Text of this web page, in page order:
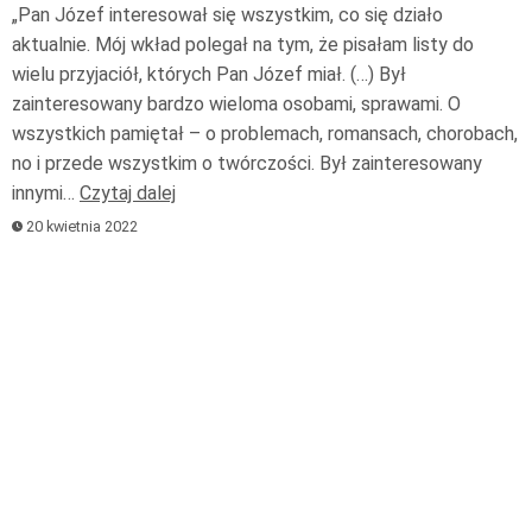
„Pan Józef interesował się wszystkim, co się działo
aktualnie. Mój wkład polegał na tym, że pisałam listy do
wielu przyjaciół, których Pan Józef miał. (…) Był
zainteresowany bardzo wieloma osobami, sprawami. O
wszystkich pamiętał – o problemach, romansach, chorobach,
no i przede wszystkim o twórczości. Był zainteresowany
innymi… Czytaj dalej
20 kwietnia 2022